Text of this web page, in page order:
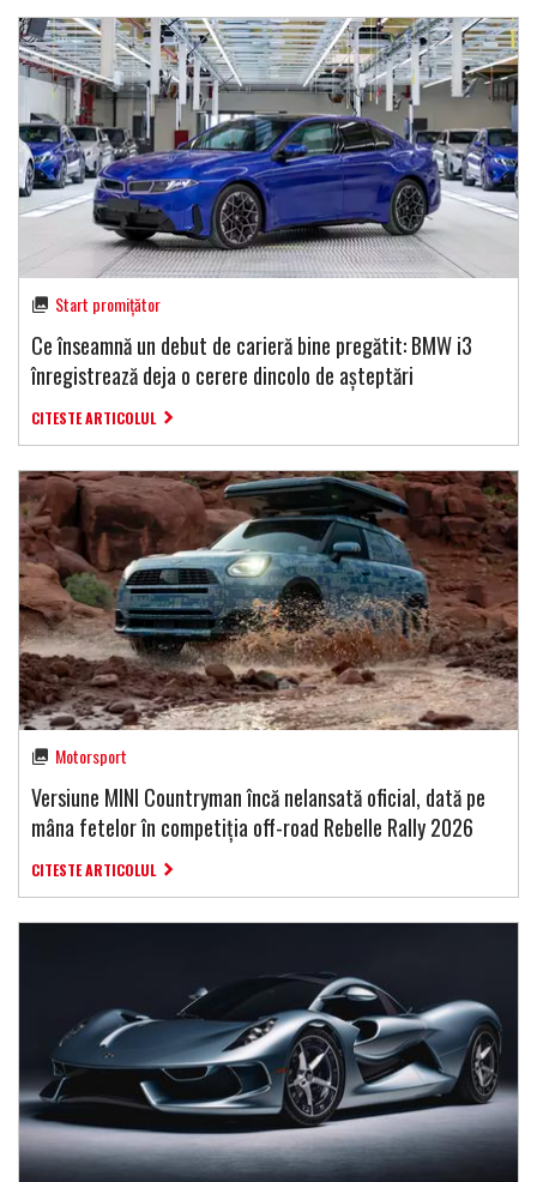
Start promițător
Ce înseamnă un debut de carieră bine pregătit: BMW i3
înregistrează deja o cerere dincolo de așteptări
CITESTE ARTICOLUL
Motorsport
Versiune MINI Countryman încă nelansată oficial, dată pe
mâna fetelor în competiția off-road Rebelle Rally 2026
CITESTE ARTICOLUL